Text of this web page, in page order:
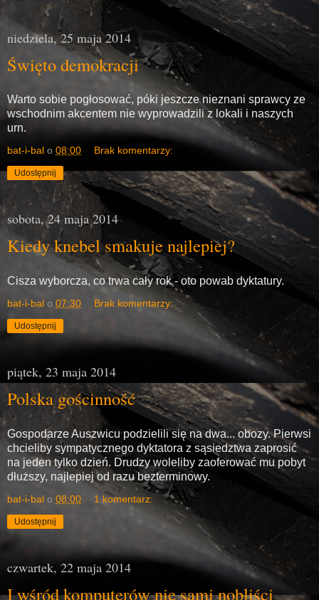
niedziela, 25 maja 2014
Święto demokracji
Warto sobie pogłosować, póki jeszcze nieznani sprawcy ze
wschodnim akcentem nie wyprowadzili z lokali i naszych
urn.
bat-i-bal o 08:00 Brak komentarzy:
Udostępnij
sobota, 24 maja 2014
Kiedy knebel smakuje najlepiej?
Cisza wyborcza, co trwa cały rok - oto powab dyktatury.
bat-i-bal o 07:30 Brak komentarzy:
Udostępnij
piątek, 23 maja 2014
Polska gościnność
Gospodarze Auszwicu podzielili się na dwa... obozy. Pierwsi
chcieliby sympatycznego dyktatora z sąsiedztwa zaprosić
na jeden tylko dzień. Drudzy woleliby zaoferować mu pobyt
dłuższy, najlepiej od razu bezterminowy.
bat-i-bal o 08:00 1 komentarz:
Udostępnij
czwartek, 22 maja 2014
I wśród komputerów nie sami nobliści